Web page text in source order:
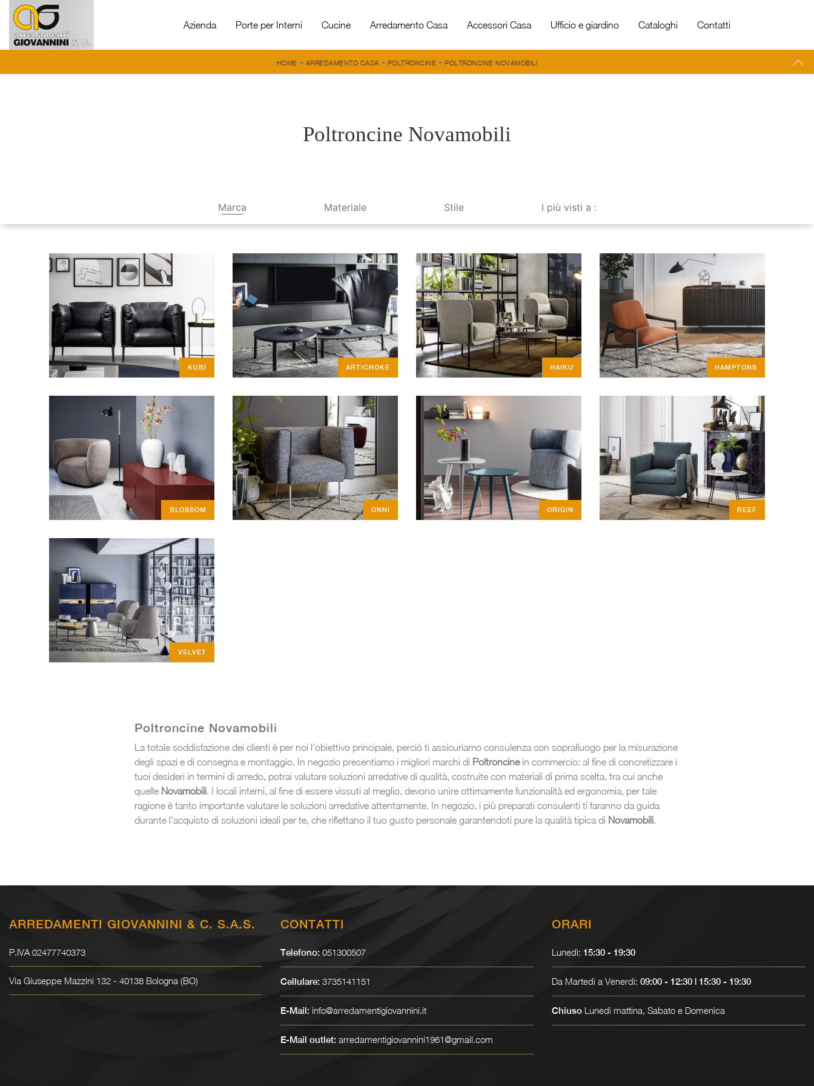
Azienda Porte per Interni Cucine Arredamento Casa Accessori Casa Ufficio e giardino Cataloghi Contatti
HOME - ARREDAMENTO CASA - POLTRONCINE -POLTRONCINE NOVAMOBILI
Poltroncine Novamobili
Marca Materiale Stile I più visti a :
KUBÌ ARTICHOKE HAIKU HAMPTONS
BLOSSOM ONNI ORIGIN REEF
VELVET
Poltroncine Novamobili
La totale soddisfazione dei clienti è per noi l'obiettivo principale, perciò ti assicuriamo consulenza con sopralluogo per la misurazione
degli spazi e di consegna e montaggio. In negozio presentiamo i migliori marchi di Poltroncinein commercio: al fine di concretizzare i
tuoi desideri in termini di arredo, potrai valutare soluzioni arredative di qualità, costruite con materiali di prima scelta, tra cui anche
quelle Novamobili. I locali interni, al fine di essere vissuti al meglio, devono unire ottimamente funzionalità ed ergonomia, per tale
ragione è tanto importante valutare le soluzioni arredative attentamente. In negozio, i più preparati consulenti ti faranno da guida
durante l'acquisto di soluzioni ideali per te, che riflettano il tuo gusto personale garantendoti pure la qualità tipica di Novamobili.
ARREDAMENTI GIOVANNINI & C. S.A.S.
P.IVA 02477740373
Via Giuseppe Mazzini 132 - 40138 Bologna (BO)
CONTATTI
Telefono: 051300507
Cellulare: 3735141151
E-Mail: info@arredamentigiovannini.it
E-Mail outlet: arredamentigiovannini1961@gmail.com
ORARI
Lunedì: 15:30 - 19:30
Da Martedì a Venerdì: 09:00 - 12:30 | 15:30 - 19:30
Chiuso Lunedì mattina, Sabato e Domenica